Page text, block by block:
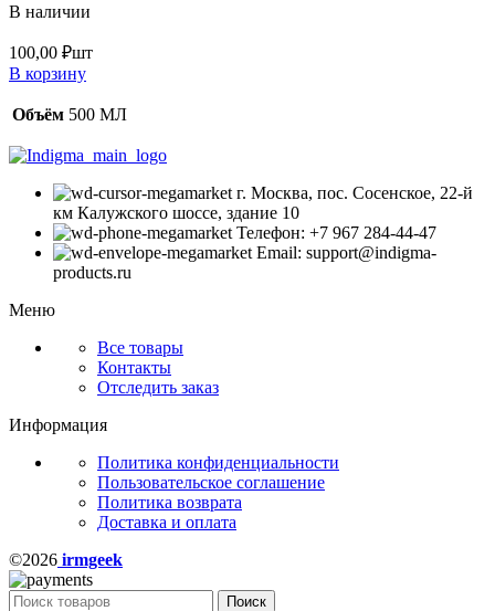
В наличии
100,00 ₽шт
В корзину
Объём 500 МЛ
г. Москва, пос. Сосенское, 22-й
км Калужского шоссе, здание 10
Телефон: +7 967 284-44-47
Email: support@indigma-
products.ru
Меню
Все товары
Контакты
Отследить заказ
Информация
Политика конфиденциальности
Пользовательское соглашение
Политика возврата
Доставка и оплата
©2026 irmgeek
Поиск